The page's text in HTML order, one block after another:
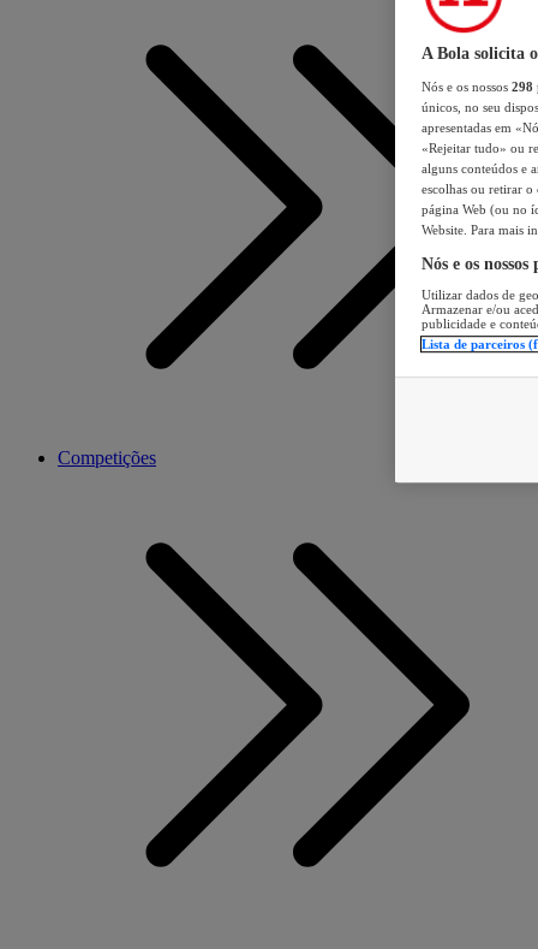
Competições
A Bola solicita
Nós e os nossos 298
únicos, no seu
apresentadas em
«Rejeitar tudo» ou
alguns conteúdos e
escolhas ou retirar
página Web (ou no
Website. Para mais
Nós e os
Utilizar dados de
Armazenar e/ou
publicidade e
Lista de parceiros